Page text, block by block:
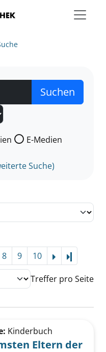
der Sie suchen wollen.
E-Medien
Suche)
8 9 10
Treffer pro Seite
Kinderbuch
Eltern der